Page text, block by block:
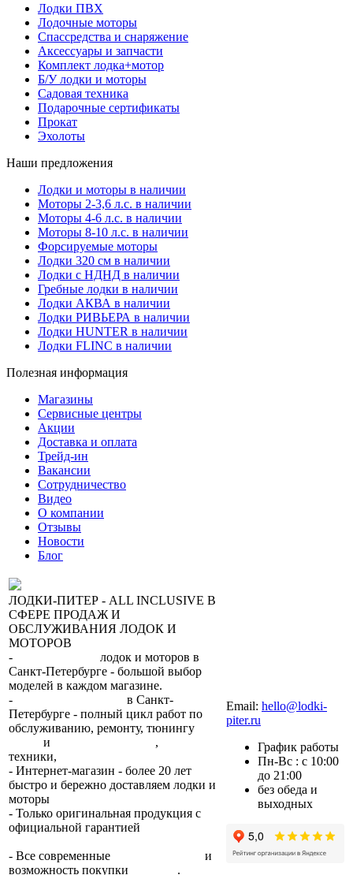
Лодки ПВХ
Лодочные моторы
Спассредства и снаряжение
Аксессуары и запчасти
Комплект лодка+мотор
Б/У лодки и моторы
Садовая техника
Подарочные сертификаты
Прокат
Эхолоты
Наши предложения
Лодки и моторы в наличии
Моторы 2-3,6 л.с. в наличии
Моторы 4-6 л.с. в наличии
Моторы 8-10 л.с. в наличии
Форсируемые моторы
Лодки 320 см в наличии
Лодки с НДНД в наличии
Гребные лодки в наличии
Лодки АКВА в наличии
Лодки РИВЬЕРА в наличии
Лодки HUNTER в наличии
Лодки FLINC в наличии
Полезная информация
Магазины
Сервисные центры
Акции
Доставка и оплата
Трейд-ин
Вакансии
Сотрудничество
Видео
О компании
Отзывы
Новости
Блог
ЛОДКИ-ПИТЕР - ALL INCLUSIVE В
СФЕРЕ ПРОДАЖ И
ОБСЛУЖИВАНИЯ ЛОДОК И
МОТОРОВ
-
лодок и моторов в
Санкт-Петербурге - большой выбор
моделей в каждом магазине.
-
в Санкт-
Петербурге - полный цикл работ по
обслуживанию, ремонту, тюнингу
и ,
техники,
- Интернет-магазин - более 20 лет
быстро и бережно доставляем лодки и
моторы
- Только оригинальная продукция с
официальной гарантией
- Все современные
и
возможность покупки
.
Email: hello@lodki-
piter.ru
График работы
Пн-Вс : с 10:00
до 21:00
без обеда и
выходных